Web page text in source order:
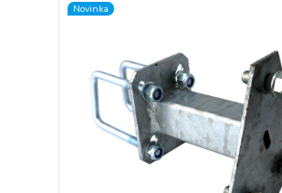
Novinka